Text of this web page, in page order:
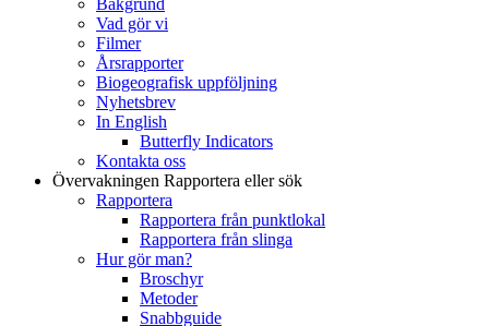
Vad gör vi
Filmer
Årsrapporter
Biogeografisk uppföljning
Nyhetsbrev
In English
Butterfly Indicators
Kontakta oss
Övervakningen Rapportera eller sök
Rapportera
Rapportera från punktlokal
Rapportera från slinga
Hur gör man?
Broschyr
Metoder
Snabbguide